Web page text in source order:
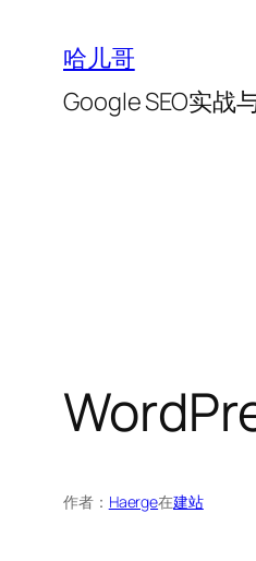
哈儿哥
Google SEO实战
作者： Haerge在建站